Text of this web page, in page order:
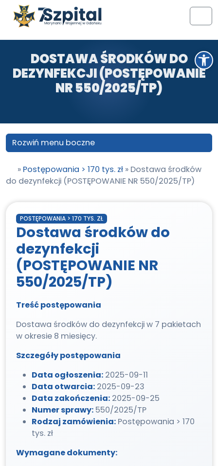
Otwórz pasek narzędzi
Przejdź do treści
Przejdź do stopki
DOSTAWA ŚRODKÓW DO
DEZYNFEKCJI (POSTĘPOWANIE
NR 550/2025/TP)
» Postępowania > 170 tys. zł » Dostawa środków
do dezynfekcji (POSTĘPOWANIE NR 550/2025/TP)
POSTĘPOWANIA > 170 TYS. ZŁ
Dostawa środków do
dezynfekcji
(POSTĘPOWANIE NR
550/2025/TP)
Treść postępowania
Dostawa środków do dezynfekcji w 7 pakietach
w okresie 8 miesięcy.
Szczegóły postępowania
Data ogłoszenia: 2025-09-11
Data otwarcia: 2025-09-23
Data zakończenia: 2025-09-25
Numer sprawy: 550/2025/TP
Rodzaj zamówienia: Postępowania > 170
tys. zł
Wymagane dokumenty:
Rozwiń menu boczne